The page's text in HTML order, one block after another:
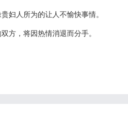
妇人所为的让人不愉快事情。
方，将因热情消退而分手。